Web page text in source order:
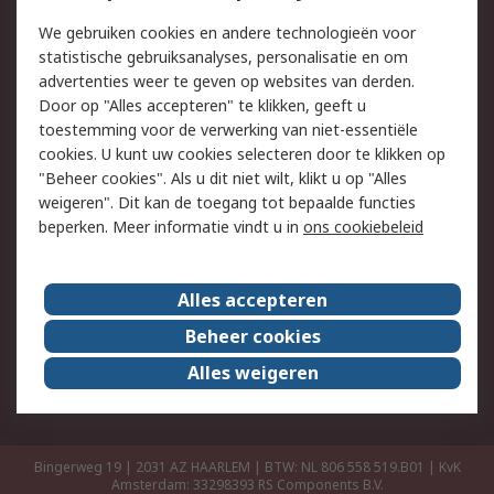
Track & Trace
Wettelijk
Cookiebeleid
Email veiligheid
Privacybeleid
Websitevoorwaarden
Algemene
verkoopvoorwaarden
Over RS
RS Group
Over ons
RS wereldwijd
Werken bij RS
ESG
Bingerweg 19 | 2031 AZ HAARLEM | BTW: NL 806 558 519.B01 | KvK
Amsterdam: 33298393 RS Components B.V.
We gebruiken cookies en andere technologieën voor
statistische gebruiksanalyses, personalisatie en om
advertenties weer te geven op websites van derden.
Door op "Alles accepteren" te klikken, geeft u
toestemming voor de verwerking van niet-essentiële
cookies. U kunt uw cookies selecteren door te klikken op
"Beheer cookies". Als u dit niet wilt, klikt u op "Alles
weigeren". Dit kan de toegang tot bepaalde functies
beperken. Meer informatie vindt u in ons cookiebeleid
Alles accepteren
Beheer cookies
Alles weigeren